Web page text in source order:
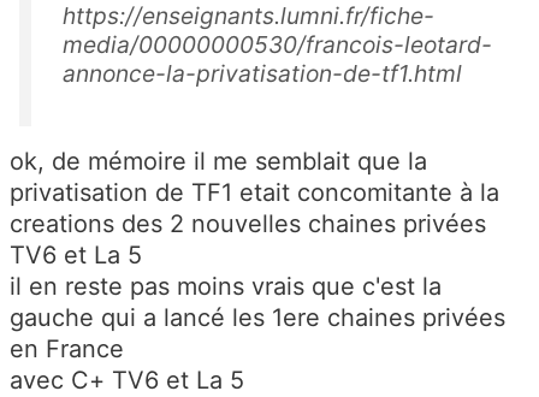
https://enseignants.lumni.fr/fiche-
media/00000000530/francois-leotard-
annonce-la-privatisation-de-tf1.html
ok, de mémoire il me semblait que la
privatisation de TF1 etait concomitante à la
creations des 2 nouvelles chaines privées
TV6 et La 5
il en reste pas moins vrais que c'est la
gauche qui a lancé les 1ere chaines privées
en France
avec C+ TV6 et La 5